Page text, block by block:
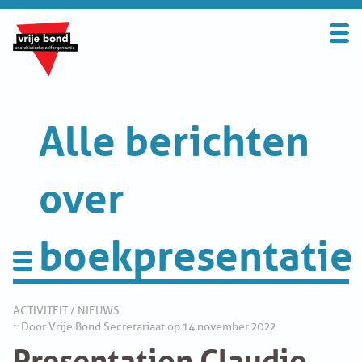
Search
for:
BOND
UITGANGSPUNTEN
FAQ
CONTRIBUTIE
SOLIDARITEITSKAS
CONTACT
Alle berichten
over
boekpresentatie
Activiteit
Appelscha
ACTIVITEIT/ NIEUWS
~ Door Vrije Bond Secretariaat op 14 november 2022